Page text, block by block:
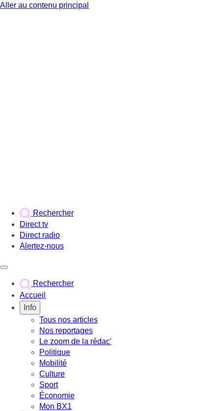
Aller au contenu principal
Rechercher
Direct tv
Direct radio
Alertez-nous
Rechercher
Accueil
Info
Tous nos articles
Nos reportages
Le zoom de la rédac'
Politique
Mobilité
Culture
Sport
Économie
Mon BX1